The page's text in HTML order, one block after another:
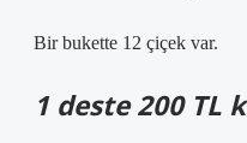
Bir bukette 12 çiçek var.
1 deste 200 TL